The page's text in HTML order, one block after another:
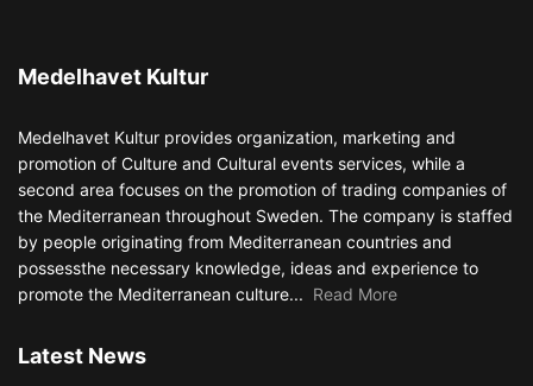
Medelhavet Kultur
Medelhavet Kultur provides organization, marketing and
promotion of Culture and Cultural events services, while a
second area focuses on the promotion of trading companies of
the Mediterranean throughout Sweden. The company is staffed
by people originating from Mediterranean countries and
possessthe necessary knowledge, ideas and experience to
promote the Mediterranean culture... Read More
Latest News